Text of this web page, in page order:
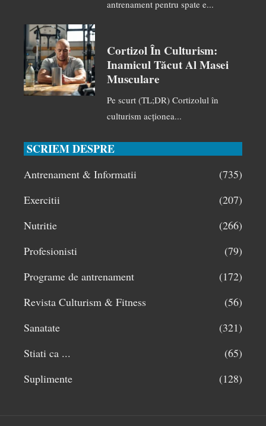
antrenament pentru spate e...
Cortizol În Culturism:
Inamicul Tăcut Al Masei
Musculare
Pe scurt (TL;DR) Cortizolul în
culturism acționea...
SCRIEM DESPRE
Antrenament & Informatii
(735)
Exercitii
(207)
Nutritie
(266)
Profesionisti
(79)
Programe de antrenament
(172)
Revista Culturism & Fitness
(56)
Sanatate
(321)
Stiati ca ...
(65)
Suplimente
(128)